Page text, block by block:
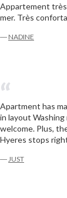
Appartement
mer. Très
― NADINE
Apartment has
in layout Washing
welcome. Plus,
Hyeres stops
― JUST